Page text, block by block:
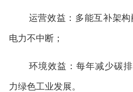
运营效益：多能互补架
电力不中断；
环境效益：每年减少碳排
力绿色工业发展。